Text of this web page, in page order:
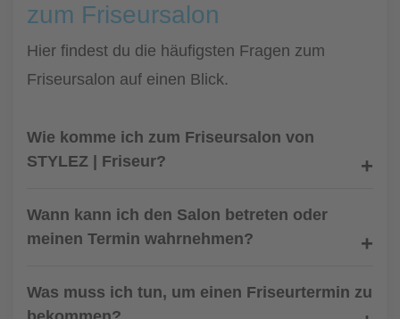
zum Friseursalon
Hier findest du die häufigsten Fragen zum
Friseursalon auf einen Blick.
Wie komme ich zum Friseursalon von
STYLEZ | Friseur?
Wann kann ich den Salon betreten oder
meinen Termin wahrnehmen?
Was muss ich tun, um einen Friseurtermin zu